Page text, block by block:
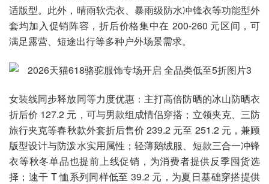
适版型。此外，晴雨软壳衣、暴雨级防水冲锋衣等功能型外
套均加入促销阵容，折后价格集中在 200-260 元区间，可
满足露营、短途出行等多种户外场景需求。
女装线同步释放同等力度优惠：主打高倍防晒的冰山防晒衣
折后价 127.2 元，可与男款组成情侣穿搭；立领夹克、三防
旅行夹克等春秋款外套折后售价 239.2 元至 251.2 元，兼顾
版型设计与防泼水实用属性；轻薄鹅绒服、短款三合一冲锋
衣等秋冬单品也提前上线促销，为消费者提供反季囤货选
择；速干 T 恤系列同样低至 39.2 元，为夏日基础穿搭提供